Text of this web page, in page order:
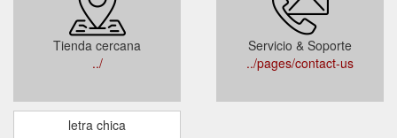
Tienda cercana
../
Servicio & Soporte
../pages/contact-us
letra chica